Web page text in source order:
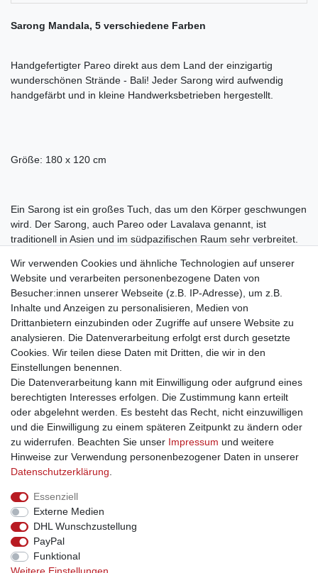
Sarong Mandala, 5 verschiedene Farben
Handgefertigter Pareo direkt aus dem Land der einzigartig
wunderschönen Strände - Bali! Jeder Sarong wird aufwendig
handgefärbt und in kleine Handwerksbetrieben hergestellt.
Größe: 180 x 120 cm
Ein Sarong ist ein großes Tuch, das um den Körper geschwungen
wird. Der Sarong, auch Pareo oder Lavalava genannt, ist
traditionell in Asien und im südpazifischen Raum sehr verbreitet.
Strand und Urlaub beliebt und ist in vielen Farben und Designs
ein praktisches und vielseitig einsetzbares Reiseutensil, als
Wickelrock, Hüfttuch, als Strandtuch oder als Dekotuch.
Die Sarongs können Wachsreste enthalten (Batik) die durchs
Waschen entfernt werden!
Impressum Daten­schutz­erklärung AGB
Barrierefreiheitserklärung
Vertrag widerrufen
INFORMATIONEN
Wir verwenden Cookies und ähnliche Technologien auf unserer
Website und verarbeiten personenbezogene Daten von
Besucher:innen unserer Webseite (z.B. IP-Adresse), um z.B.
Inhalte und Anzeigen zu personalisieren, Medien von
Drittanbietern einzubinden oder Zugriffe auf unsere Website zu
analysieren. Die Datenverarbeitung erfolgt erst durch gesetzte
Cookies. Wir teilen diese Daten mit Dritten, die wir in den
Einstellungen benennen.
Die Datenverarbeitung kann mit Einwilligung oder aufgrund eines
berechtigten Interesses erfolgen. Die Zustimmung kann erteilt
oder abgelehnt werden. Es besteht das Recht, nicht einzuwilligen
und die Einwilligung zu einem späteren Zeitpunkt zu ändern oder
zu widerrufen. Beachten Sie unser Impressum und weitere
Hinweise zur Verwendung personenbezogener Daten in unserer
Daten­schutz­erklärung
Essenziell
Externe Medien
DHL Wunschzustellung
PayPal
Funktional